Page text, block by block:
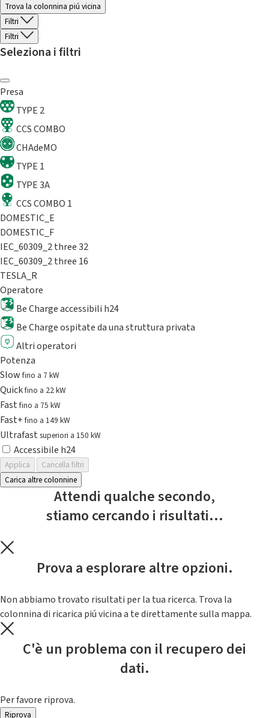
Trova la colonnina piú vicina
Filtri
Filtri
Seleziona i filtri
Presa
TYPE 2
CCS COMBO
CHAdeMO
TYPE 1
TYPE 3A
CCS COMBO 1
DOMESTIC_E
DOMESTIC_F
IEC_60309_2 three 32
IEC_60309_2 three 16
TESLA_R
Operatore
Be Charge accessibili h24
Be Charge ospitate da una struttura privata
Altri operatori
Potenza
Slowfino a 7 kW
Quickfino a 22 kW
Fastfino a 75 kW
Fast+fino a 149 kW
Ultrafast superiori a 150 kW
Accessibile h24
Applica
Cancella filtri
Carica altre colonnine
Attendi qualche secondo,
stiamo cercando i risultati...
Prova a esplorare altre opzioni.
Non abbiamo trovato risultati per la tua ricerca. Trova la
colonnina di ricarica piú vicina a te direttamente sulla mappa.
C'è un problema con il recupero dei
dati.
Per favore riprova.
Riprova